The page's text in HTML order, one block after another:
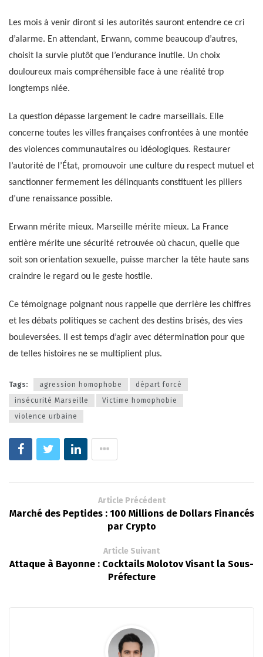
Les mois à venir diront si les autorités sauront entendre ce cri
d’alarme. En attendant, Erwann, comme beaucoup d’autres,
choisit la survie plutôt que l’endurance inutile. Un choix
douloureux mais compréhensible face à une réalité trop
longtemps niée.
La question dépasse largement le cadre marseillais. Elle
concerne toutes les villes françaises confrontées à une montée
des violences communautaires ou idéologiques. Restaurer
l’autorité de l’État, promouvoir une culture du respect mutuel et
sanctionner fermement les délinquants constituent les piliers
d’une renaissance possible.
Erwann mérite mieux. Marseille mérite mieux. La France
entière mérite une sécurité retrouvée où chacun, quelle que
soit son orientation sexuelle, puisse marcher la tête haute sans
craindre le regard ou le geste hostile.
Ce témoignage poignant nous rappelle que derrière les chiffres
et les débats politiques se cachent des destins brisés, des vies
bouleversées. Il est temps d’agir avec détermination pour que
de telles histoires ne se multiplient plus.
Tags: agression homophobe
départ forcé
insécurité Marseille
Victime homophobie
violence urbaine
Article Précédent
Marché des Peptides : 100 Millions de Dollars Financés
par Crypto
Article Suivant
Attaque à Bayonne : Cocktails Molotov Visant la Sous-
Préfecture